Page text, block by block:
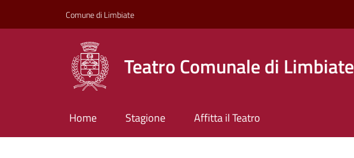
Comune di Limbiate
Teatro Comunale di Limbiate
Home Stagione Affitta il Teatro